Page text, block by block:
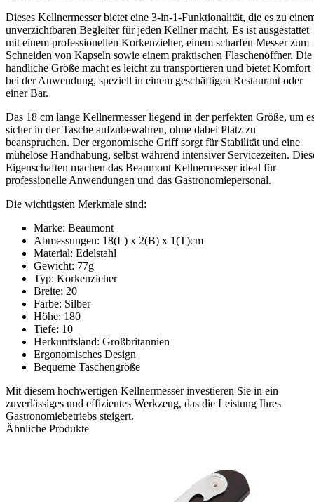
Dieses Kellnermesser bietet eine 3-in-1-Funktionalität, die es zu
unverzichtbaren Begleiter für jeden Kellner macht. Es ist ausgestattet
mit einem professionellen Korkenzieher, einem scharfen Messer zum
Schneiden von Kapseln sowie einem praktischen Flaschenöffner. Die
handliche Größe macht es leicht zu transportieren und bietet Komfort
bei der Anwendung, speziell in einem geschäftigen Restaurant oder
einer Bar.
Das 18 cm lange Kellnermesser liegend in der perfekten Größe, um
sicher in der Tasche aufzubewahren, ohne dabei Platz zu
beanspruchen. Der ergonomische Griff sorgt für Stabilität und eine
mühelose Handhabung, selbst während intensiver Servicezeiten.
Eigenschaften machen das Beaumont Kellnermesser ideal für
professionelle Anwendungen und das Gastronomiepersonal.
Die wichtigsten Merkmale sind:
Marke: Beaumont
Abmessungen: 18(L) x 2(B) x 1(T)cm
Material: Edelstahl
Gewicht: 77g
Typ: Korkenzieher
Breite: 20
Farbe: Silber
Höhe: 180
Tiefe: 10
Herkunftsland: Großbritannien
Ergonomisches Design
Bequeme Taschengröße
Mit diesem hochwertigen Kellnermesser investieren Sie in ein
zuverlässiges und effizientes Werkzeug, das die Leistung Ihres
Gastronomiebetriebs steigert.
Ähnliche Produkte